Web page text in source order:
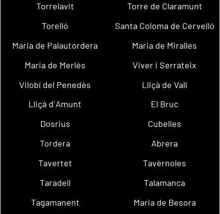
Torrelavit
Torre de Claramunt
Torelló
Santa Coloma de Cervelló
Maria de Palautordera
Maria de Miralles
Maria de Merlès
Viver i Serrateix
Vilobí del Penedès
Lliçà de Vall
Lliçà d´Amunt
El Bruc
Dosrius
Cubelles
Tordera
Abrera
Tavertet
Tavèrnoles
Taradell
Talamanca
Tagamanent
Maria de Besora